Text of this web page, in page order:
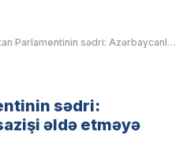
Ermənistan Parlamentinin sədri: Azərbaycanla sülh sazişi əldə etməyə hazırıq
sədri:
əldə etməyə